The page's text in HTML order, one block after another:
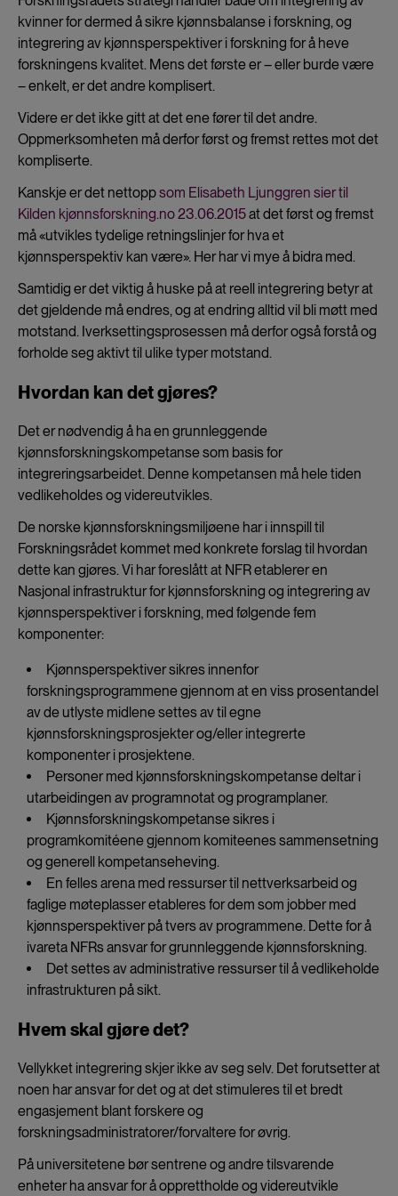
kvinner for dermed å sikre kjønnsbalanse i forskning, og
integrering av kjønnsperspektiver i forskning for å heve
forskningens kvalitet. Mens det første er – eller burde være
– enkelt, er det andre komplisert.
Videre er det ikke gitt at det ene fører til det andre.
Oppmerksomheten må derfor først og fremst rettes mot det
kompliserte.
Kanskje er det nettoppsom Elisabeth Ljunggren sier til
Kilden kjønnsforskning.no 23.06.2015at det først og fremst
må «utvikles tydelige retningslinjer for hva et
kjønnsperspektiv kan være». Her har vi mye å bidra med.
Samtidig er det viktig å huske på at reell integrering betyr at
det gjeldende må endres, og at endring alltid vil bli møtt med
motstand. Iverksettingsprosessen må derfor også forstå og
forholde seg aktivt til ulike typer motstand.
Hvordan kan det gjøres?
Det er nødvendig å ha en grunnleggende
kjønnsforskningskompetanse som basis for
integreringsarbeidet. Denne kompetansen må hele tiden
vedlikeholdes og videreutvikles.
De norske kjønnsforskningsmiljøene har i innspill til
Forskningsrådet kommet med konkrete forslag til hvordan
dette kan gjøres. Vi har foreslått at NFR etablerer en
Nasjonal infrastruktur for kjønnsforskning og integrering av
kjønnsperspektiver i forskning, med følgende fem
komponenter:
Kjønnsperspektiver sikres innenfor
forskningsprogrammene gjennom at en viss prosentandel
av de utlyste midlene settes av til egne
kjønnsforskningsprosjekter og/eller integrerte
komponenter i prosjektene.
Personer med kjønnsforskningskompetanse deltar i
utarbeidingen av programnotat og programplaner.
Kjønnsforskningskompetanse sikres i
programkomitéene gjennom komiteenes sammensetning
og generell kompetanseheving.
En felles arena med ressurser til nettverksarbeid og
faglige møteplasser etableres for dem som jobber med
kjønnsperspektiver på tvers av programmene. Dette for å
ivareta NFRs ansvar for grunnleggende kjønnsforskning.
Det settes av administrative ressurser til å vedlikeholde
infrastrukturen på sikt.
Hvem skal gjøre det?
Vellykket integrering skjer ikke av seg selv. Det forutsetter at
noen har ansvar for det og at det stimuleres til et bredt
engasjement blant forskere og
forskningsadministratorer/forvaltere for øvrig.
På universitetene bør sentrene og andre tilsvarende
enheter ha ansvar for å opprettholde og videreutvikle